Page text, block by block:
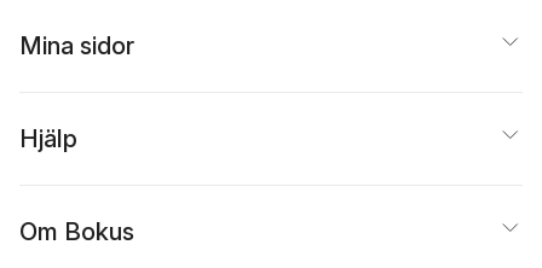
Mina sidor
Hjälp
Om Bokus